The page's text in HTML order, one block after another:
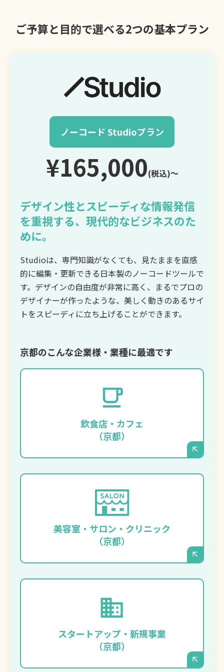
ご予算と目的で選べる2つの基本プラン
ノーコード Studioプラン
¥165,000(税込)〜
デザイン性とスピーディな情報発信
を重視する、現代的なビジネスのた
めに。
Studioは、専門知識がなくても、見たままを直感
的に編集・更新できる日本製のノーコードツールで
す。デザインの自由度が非常に高く、まるでプロの
デザイナーが作ったような、美しく動きのあるサイ
トをスピーディに立ち上げることができます。
京都のこんな企業様・業種に最適です
飲食店・カフェ
（京都）
季節限定メニューの写真やイベント情報を、
タイムリーに、そして美しく発信したいお店
に最適です。スタッフの方がスマートフォン
からでも手軽に更新できます。
美容室・サロン・クリニック
（京都）
施術事例のビフォーアフター写真や、キャン
ペーン情報を頻繁に更新したい場合に強みを
発揮します。洗練されたデザインで、お店の
ブランディングを強力に後押しします。
スタートアップ・新規事業
（京都）
まずは事業をスピーディに立ち上げ、最小限
のコストでプロフェッショナルな顔となるサ
ーバー管理が不要なため、事業そのものに集